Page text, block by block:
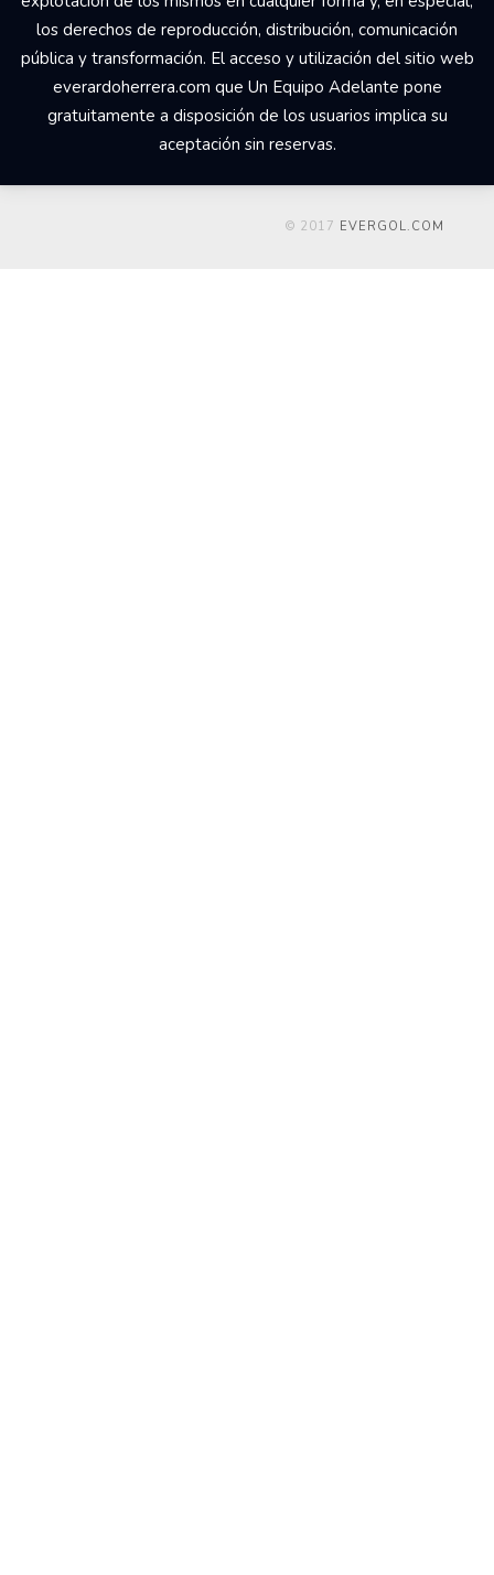
los derechos de reproducción, distribución, comunicación
pública y transformación. El acceso y utilización del sitio web
everardoherrera.com que Un Equipo Adelante pone
gratuitamente a disposición de los usuarios implica su
aceptación sin reservas.
© 2017 EVERGOL.COM